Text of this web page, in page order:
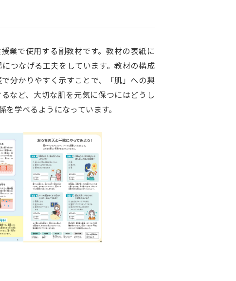
業で使用する副教材です。教材の表紙に
つなげる工夫をしています。教材の構成
分かりやすく示すことで、「肌」への興
など、大切な肌を元気に保つにはどうし
学べるようになっています。